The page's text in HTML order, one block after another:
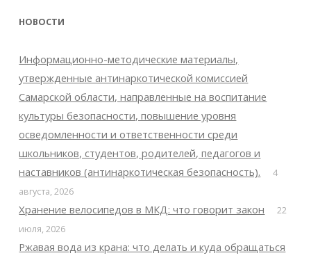
НОВОСТИ
Информационно-методические материалы,
утвержденные антинаркотической комиссией
Самарской области, направленные на воспитание
культуры безопасности, повышение уровня
осведомленности и ответственности среди
школьников, студентов, родителей, педагогов и
наставников (антинаркотическая безопасность).
4
августа, 2026
Хранение велосипедов в МКД: что говорит закон
22
июля, 2026
Ржавая вода из крана: что делать и куда обращаться